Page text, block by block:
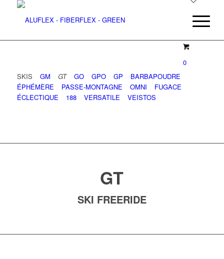
0
SKIS
GM GT GO– GPO GP BARBAPOUDRE
ÉPHÉMÈRE
PASSE-MONTAGNE OMNI FUGACE
ÉCLECTIQUE
188 VERSATILE VEISTOS
GT
SKI FREERIDE